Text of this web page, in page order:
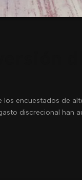
los encuestados de
discrecional han